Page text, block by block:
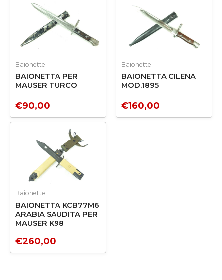
Baionette
BAIONETTA PER
MAUSER TURCO
€90,00
Baionette
BAIONETTA CILENA
MOD.1895
€160,00
Baionette
BAIONETTA KCB77M6
ARABIA SAUDITA PER
MAUSER K98
€260,00